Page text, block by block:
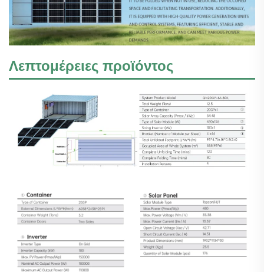
Λεπτομέρειες προϊόντος